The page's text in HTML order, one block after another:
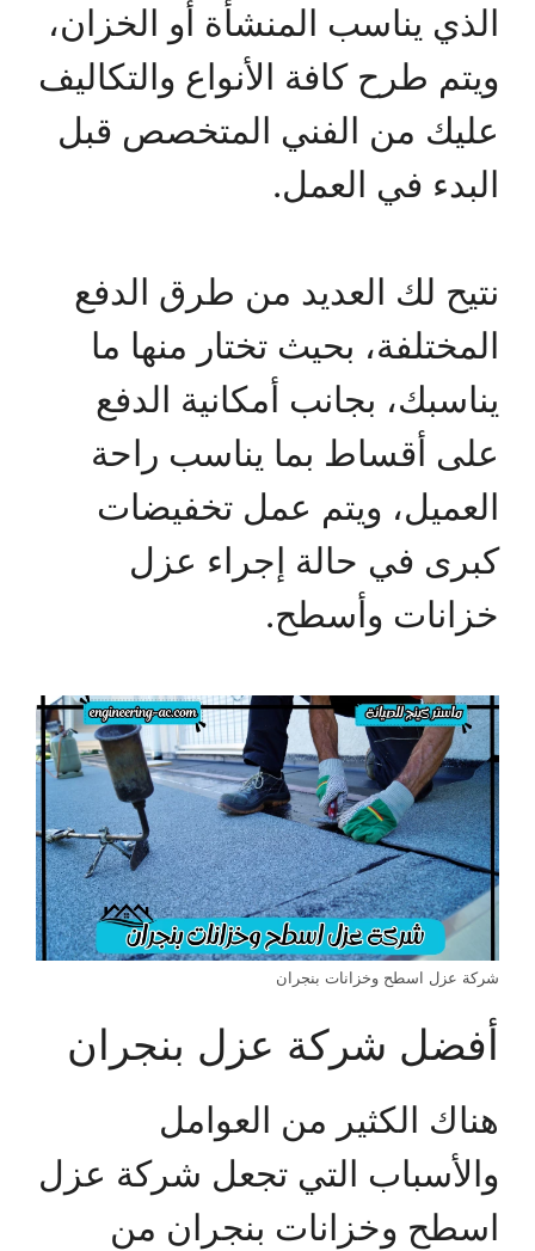
الذي يناسب المنشأة أو الخزان،
ويتم طرح كافة الأنواع والتكاليف
عليك من الفني المتخصص قبل
البدء في العمل.
نتيح لك العديد من طرق الدفع
المختلفة، بحيث تختار منها ما
يناسبك، بجانب أمكانية الدفع
على أقساط بما يناسب راحة
العميل، ويتم عمل تخفيضات
كبرى في حالة إجراء عزل
خزانات وأسطح.
شركة عزل اسطح وخزانات بنجران
أفضل شركة عزل بنجران
هناك الكثير من العوامل
والأسباب التي تجعل شركة عزل
اسطح وخزانات بنجران من